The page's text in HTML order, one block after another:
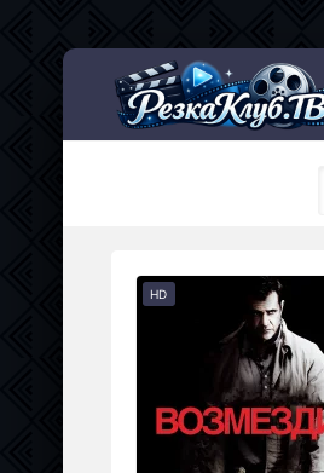
HD
Мультсериалы